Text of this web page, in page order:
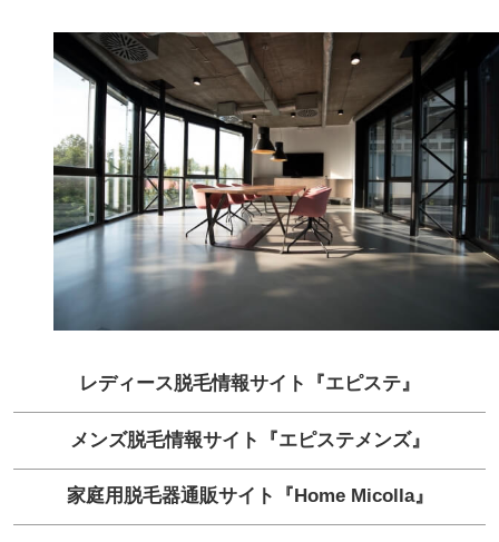
レディース脱毛情報サイト『エピステ』
メンズ脱毛情報サイト『エピステメンズ』
家庭用脱毛器通販サイト『Home Micolla』